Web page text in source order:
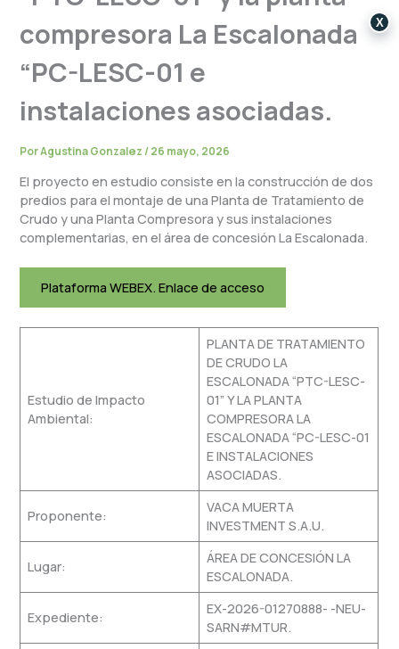
compresora La Escalonada
“PC-LESC-01 e
instalaciones asociadas.
PorAgustina Gonzalez/26 mayo, 2026
El proyecto en estudio consiste en la construcción de dos
predios para el montaje de una Planta de Tratamiento de
Crudo y una Planta Compresora y sus instalaciones
complementarias, en el área de concesión La Escalonada.
Plataforma WEBEX. Enlace de acceso
Estudio de Impacto
Ambiental:
PLANTA DE TRATAMIENTO
DE CRUDO LA
ESCALONADA “PTC-LESC-
01” Y LA PLANTA
COMPRESORA LA
ESCALONADA “PC-LESC-01
E INSTALACIONES
ASOCIADAS.
Proponente:
VACA MUERTA
INVESTMENT S.A.U.
Lugar:
ÁREA DE CONCESIÓN LA
ESCALONADA.
Expediente:
EX-2026-01270888- -NEU-
SARN#MTUR.
X